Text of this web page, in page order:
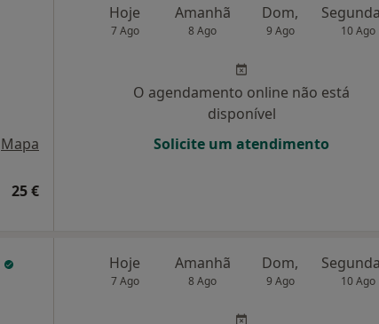
Mapa
25 €
Hoje
7 Ago
Amanhã
8 Ago
Dom,
9 Ago 10 Ago
O agendamento online não está
disponível
Solicite um atendimento
Hoje
7 Ago
Amanhã
8 Ago
Dom,
9 Ago 10 Ago